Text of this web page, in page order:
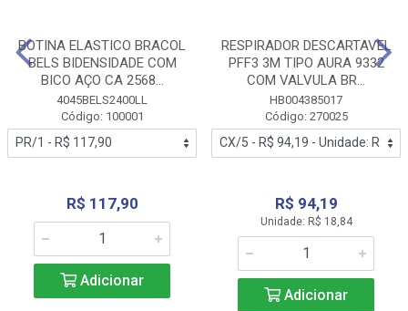
BOTINA ELASTICO BRACOL
BELS BIDENSIDADE COM
BICO AÇO CA 2568...
4045BELS2400LL
Código: 100001
R$ 117,90
Adicionar
RESPIRADOR DESCARTAVEL
PFF3 3M TIPO AURA 9332
COM VALVULA BR...
HB004385017
Código: 270025
R$ 94,19
Unidade: R$ 18,84
Adicionar